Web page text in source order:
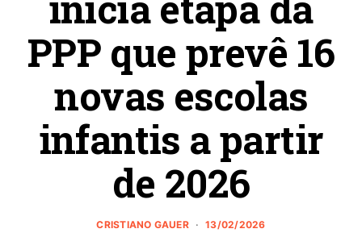
PPP que prevê 16
novas escolas
infantis a partir
de 2026
CRISTIANO GAUER 13/02/2026